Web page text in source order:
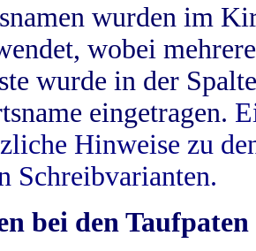
wurden im
wobei
wurde in der
eingetragen.
Hinweise zu
Schreibvarianten.
bei den Taufpaten